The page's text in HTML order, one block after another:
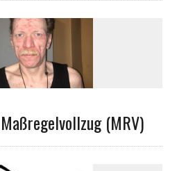
(MRV)